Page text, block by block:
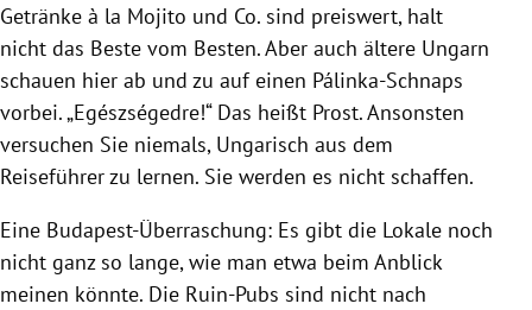
Getränke à la Mojito und Co. sind preiswert, halt
nicht das Beste vom Besten. Aber auch ältere Ungarn
schauen hier ab und zu auf einen Pálinka-Schnaps
vorbei. „Egészségedre!“ Das heißt Prost. Ansonsten
versuchen Sie niemals, Ungarisch aus dem
Reiseführer zu lernen. Sie werden es nicht schaffen.
Eine Budapest-Überraschung: Es gibt die Lokale noch
nicht ganz so lange, wie man etwa beim Anblick
meinen könnte. Die Ruin-Pubs sind nicht nach